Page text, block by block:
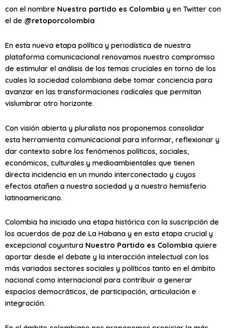
con el nombre Nuestro partido es Colombia y en Twitter con
el de @retoporcolombia
En esta nueva etapa política y periodística de nuestra
plataforma comunicacional renovamos nuestro compromiso
de estimular el análisis de los temas cruciales en torno de los
cuales la sociedad colombiana debe tomar conciencia para
avanzar en las transformaciones radicales que permitan
vislumbrar otro horizonte.
Con visión abierta y pluralista nos proponemos consolidar
esta herramienta comunicacional para informar, reflexionar y
dar contexto sobre los fenómenos políticos, sociales,
económicos, culturales y medioambientales que tienen
directa incidencia en un mundo interconectado y cuyos
efectos atañen a nuestra sociedad y a nuestro hemisferio
latinoamericano.
Colombia ha iniciado una etapa histórica con la suscripción de
los acuerdos de paz de La Habana y en esta etapa crucial y
excepcional coyuntura Nuestro Partido es Colombia quiere
aportar desde el debate y la interacción intelectual con los
más variados sectores sociales y políticos tanto en el ámbito
nacional como internacional para contribuir a generar
espacios democráticos, de participación, articulación e
integración.